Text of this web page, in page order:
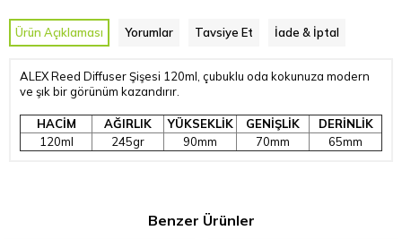
Ürün Açıklaması Yorumlar Tavsiye Et İade & İptal
ALEX Reed Diffuser Şişesi 120ml, çubuklu oda kokunuza modern
ve şık bir görünüm kazandırır.
HACİM AĞIRLIK YÜKSEKLİK GENİŞLİK
DERİNLİK
120ml
245gr 90mm 70mm 65mm
Benzer Ürünler